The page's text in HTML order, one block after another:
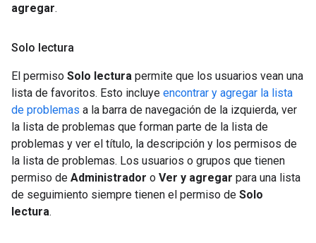
agregar.
Solo lectura
El permiso Solo lectura permite que los usuarios vean una
lista de favoritos. Esto incluye encontrar y agregar la lista
de problemas a la barra de navegación de la izquierda, ver
la lista de problemas que forman parte de la lista de
problemas y ver el título, la descripción y los permisos de
la lista de problemas. Los usuarios o grupos que tienen
permiso de Administrador o Ver y agregar para una lista
de seguimiento siempre tienen el permiso de Solo
lectura.